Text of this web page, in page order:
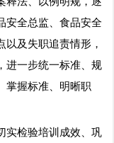
安全总监、食品安全
以及失职追责情形，
进一步统一标准、规
掌握标准、明晰职
实检验培训成效、巩